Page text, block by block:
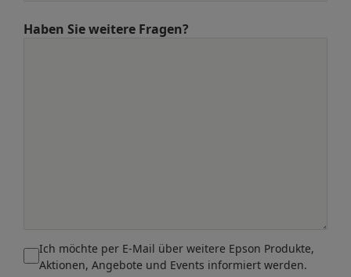
Haben Sie weitere Fragen?
Ich möchte per E-Mail über weitere Epson Produkte,
Aktionen, Angebote und Events informiert werden.